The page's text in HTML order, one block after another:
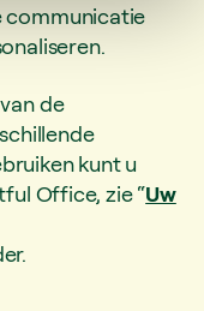
communicatie
de
kunt u
Office, zie “Uw